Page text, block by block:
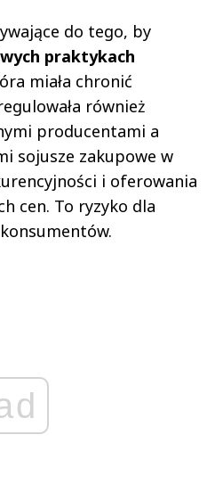
do tego, by
praktykach
miała chronić
również
producentami a
sojusze zakupowe w
i oferowania
cen. To ryzyko dla